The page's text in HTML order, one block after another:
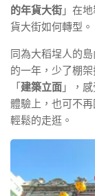
的年貨大街 」在
貨大街如何轉型。
同為大稻埕人的
的一年，少了棚
「 建築立面 」，
體驗上，也可不
輕鬆的走逛。